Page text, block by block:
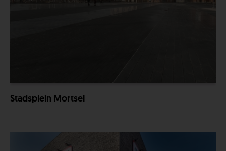
Stadsplein Mortsel